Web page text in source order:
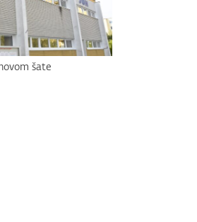
šate